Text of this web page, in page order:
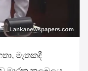
මෑතකදී